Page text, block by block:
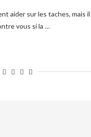
aider sur les taches, mais il
vous si la …